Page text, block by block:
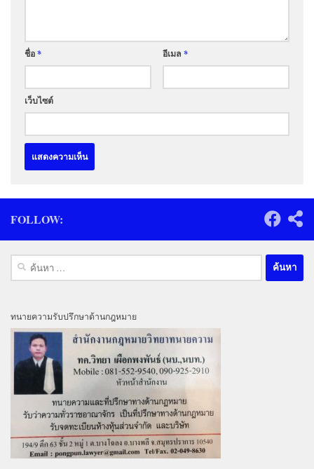
ชื่อ* อีเมล *
เว็บไซต์
FOLLOW:
ค้นหา
สำหรับ:
ทนายความรับปรึกษาด้านกฎหมาย